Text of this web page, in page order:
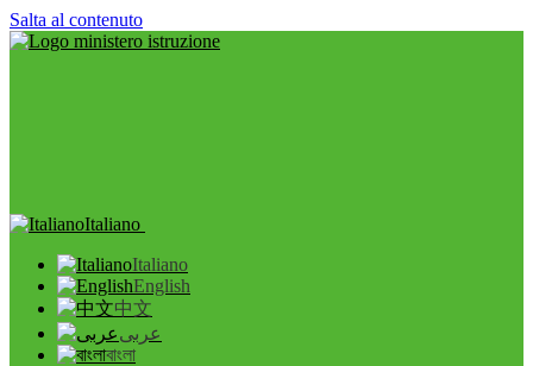
Salta al contenuto
Italiano
Italiano
English
中文
عربى
বাংলা